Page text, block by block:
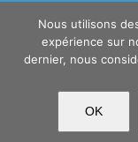
Prendre rendez-vous en
Nous utilisons
expérience sur
dernier, nous
OK